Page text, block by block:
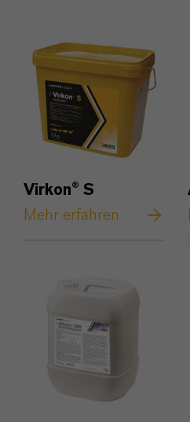
Virkon® S
Mehr erfahren